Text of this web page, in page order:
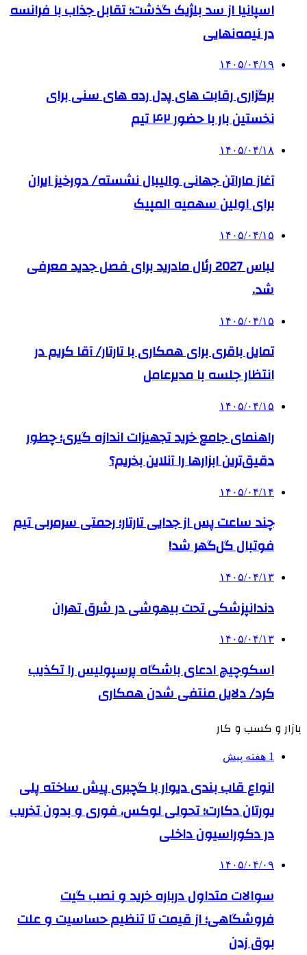
اسپانیا از سد بلژیک گذشت؛ تقابل جذاب با فرانسه
در نیمه‌نهایی
۱۴۰۵/۰۴/۱۹
برگزاری رقابت های پدل رده های سنی برای
نخستین بار با حضور ۴۲ تیم
۱۴۰۵/۰۴/۱۸
آغاز ماراتن جهانی والیبال نشسته/ دورخیز ایران
برای اولین سهمیه المپیک
۱۴۰۵/۰۴/۱۵
لباس 2027 رئال مادرید برای فصل جدید معرفی
شد.
۱۴۰۵/۰۴/۱۵
تمایل باقری برای همکاری با تارتار/ آقا کریم در
انتظار جلسه با مدیرعامل
۱۴۰۵/۰۴/۱۵
راهنمای جامع خرید تجهیزات اندازه گیری؛ چطور
دقیق‌ترین ابزارها را آنلاین بخریم؟
۱۴۰۵/۰۴/۱۴
چند ساعت پس از جدایی تارتار؛ رحمتی سرمربی تیم
فوتبال گل‌گهر شد!
۱۴۰۵/۰۴/۱۳
دندانپزشکی تحت بیهوشی در شرق تهران
۱۴۰۵/۰۴/۱۳
اسکوچیچ ادعای باشگاه پرسپولیس را تکذیب
کرد/ دلایل منتفی شدن همکاری
بازار و کسب و کار
1 هفته پیش
انواع قاب بندی دیوار با گچبری پیش ساخته پلی
یورتان دکارت؛ تحولی لوکس، فوری و بدون تخریب
در دکوراسیون داخلی
۱۴۰۵/۰۴/۰۹
سوالات متداول درباره خرید و نصب گیت
فروشگاهی؛ از قیمت تا تنظیم حساسیت و علت
بوق زدن